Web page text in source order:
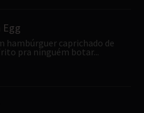
Egg
hambúrguer caprichado de
pra ninguém botar...